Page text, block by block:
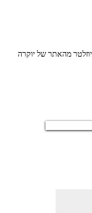
מהאתר של יוקרה